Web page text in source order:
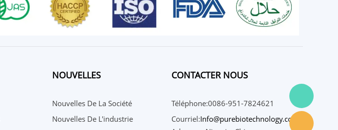
NOUVELLES
Nouvelles De La Société
Nouvelles De L'industrie
CONTACTER NOUS
Téléphone:0086-951-7824621
Courriel:Info@purebiotechnology.com